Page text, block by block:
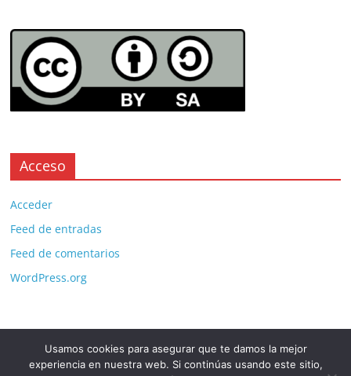
Acceso
Acceder
Feed de entradas
Feed de comentarios
WordPress.org
Copyright © 2026 . All rights reserved.
Usamos cookies para asegurar que te damos la mejor
experiencia en nuestra web. Si continúas usando este sitio,